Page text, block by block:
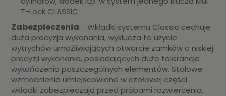
T-Lock CLASSIC
Zabezpieczenia - Wkładki systemu Classic cechuje
duża precyzja wykonania, wyklucza to użycie
wytrychów umożliwiających otwarcie zamków o niskiej
precyzji wykonania, posiadających duże tolerancje
wykończenia poszczególnych elementów. Stalowe
wzmocnienia umiejscowione w czołowej części
wkładki zabezpieczają przed próbami rozwiercenia.